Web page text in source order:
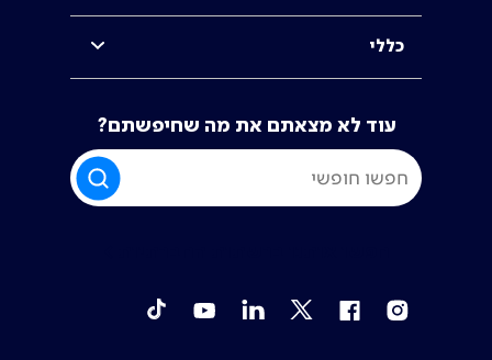
כללי
עוד לא מצאתם את מה שחיפשתם?
Instagram
Facebook
Twitter
Linkedin
YouTube
tiktok